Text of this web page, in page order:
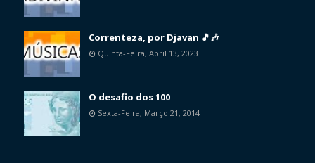
Correnteza, por Djavan 🎵🎶
Quinta-Feira, Abril 13, 2023
O desafio dos 100
Sexta-Feira, Março 21, 2014